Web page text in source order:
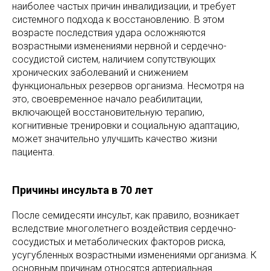
наиболее частых причин инвалидизации, и требует
системного подхода к восстановлению. В этом
возрасте последствия удара осложняются
возрастными изменениями нервной и сердечно-
сосудистой систем, наличием сопутствующих
хронических заболеваний и снижением
функциональных резервов организма. Несмотря на
это, своевременное начало реабилитации,
включающей восстановительную терапию,
когнитивные тренировки и социальную адаптацию,
может значительно улучшить качество жизни
пациента.
Причины инсульта в 70 лет
После семидесяти инсульт, как правило, возникает
вследствие многолетнего воздействия сердечно-
сосудистых и метаболических факторов риска,
усугубленных возрастными изменениями организма. К
основным причинам относятся артериальная